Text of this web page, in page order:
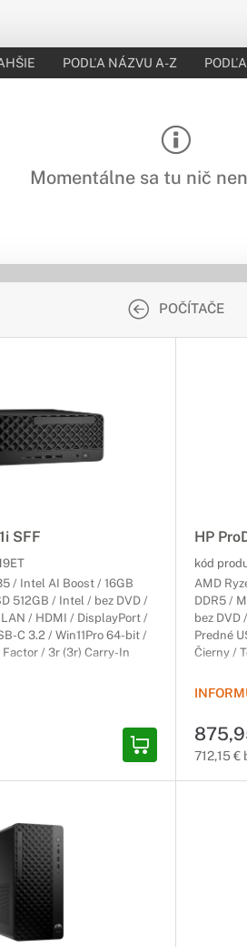
PODĽA NÁZVU A-Z
Momentálne sa tu nič
POČÍTAČE
SFF
/ Intel AI Boost / 16GB
512GB / Intel / bez DVD /
/ HDMI / DisplayPort /
C 3.2 / Win11Pro 64-bit /
/ 3r (3r) Carry-In
HP
kód
AMD
DDR5 /
bez DVD
Predné
Čierny /
712,15 €